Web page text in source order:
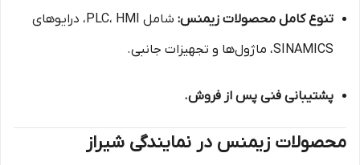
تنوع کامل محصولات زیمنس:
شامل PLC، HMI، درایوهای
SINAMICS، ماژول‌ها و تجهیزات جانبی.
پشتیبانی فنی پس از فروش.
محصولات زیمنس در نمایندگی شیراز